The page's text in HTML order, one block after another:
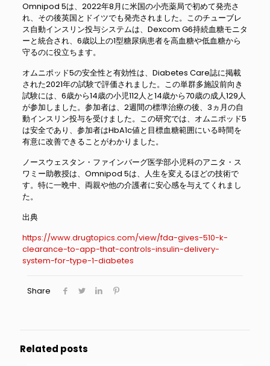
Omnipod 5は、2022年8月に米国の小売薬局で初めて発売さ
れ、その後英国とドイツでも発売されました。このチューブレ
ス自動インスリン投与システムは、Dexcom G6持続血糖モニタ
ーと統合され、6歳以上の1型糖尿病患者を高血糖や低血糖から
守るのに役立ちます。
オムニポッド5の安全性と有効性は、Diabetes Care誌に掲載
された2021年の試験で評価されました。この単群多施設前向き
試験には、6歳から14歳の小児112人と14歳から70歳の成人129人
が参加しました。参加者は、2週間の標準治療の後、3ヵ月の自
動インスリン投与を受けました。この研究では、オムニポッド5
は安全であり、参加者はHbA1c値と目標血糖範囲にいる時間を
有意に改善できることがわかりました。
ノースウェスタン・ファインバーグ医学部小児科のアニタ・ス
ワミー助教授は、Omnipod 5は、人生を変えるほどの技術で
す。特に一晩中、両親や他の介護者に安心感を与えてくれまし
た。
出典
https://www.drugtopics.com/view/fda-gives-510-k-
clearance-to-app-that-controls-insulin-delivery-
system-for-type-1-diabetes
Share
Related posts